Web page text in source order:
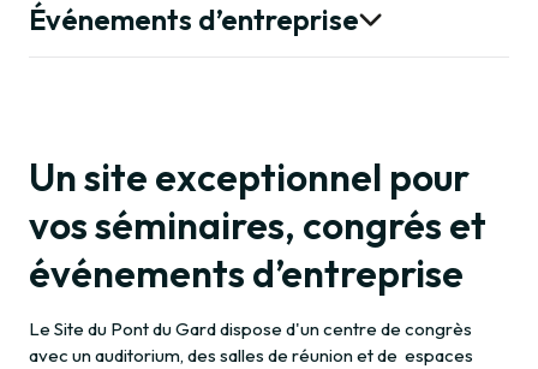
Événements d’entreprise
Contact
Un site exceptionnel pour
vos séminaires, congrés et
événements d’entreprise
Le Site du Pont du Gard dispose d'un centre de congrès
avec un auditorium, des salles de réunion et de espaces